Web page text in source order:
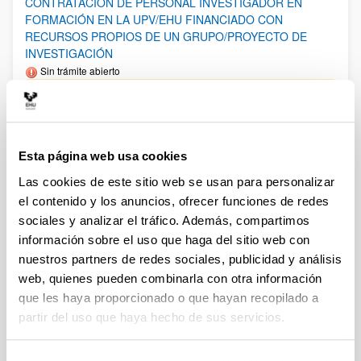
Esta página web usa cookies
Las cookies de este sitio web se usan para personalizar
el contenido y los anuncios, ofrecer funciones de redes
sociales y analizar el tráfico. Además, compartimos
información sobre el uso que haga del sitio web con
nuestros partners de redes sociales, publicidad y análisis
web, quienes pueden combinarla con otra información
que les haya proporcionado o que hayan recopilado a
partir del uso que haya hecho de sus servicios.
FORMACIÓN EN LA UPV/EHU FINANCIADO CON
RECURSOS PROPIOS DE UN GRUPO/PROYECTO DE
INVESTIGACIÓN
Sin trámite abierto
excluídos. Plazo alegaciones: hasta el 18/12/2024. 02/12/2024:
2. 15/11/2024: Listado Provisional de solicitudes admitidas y
excluídas en Fase 2. Plazo de alegaciones: del 18/11/2024 al
29/11/2024 (ambos incluídos). 29/10/2024: Anexo I Fase 2.
Plazo de presentación de solicitudes: del 30/10/2024 al
13/11/2024. 29/10/2024: 2a corrección de errores de la
convocatoria.17/10/2024: Corrección de errores de la
convocatoria. 11/10/2024: Se ha publicado la convocatoria.
Ayudas postdoctorales Ramón y Cajal 2024
Plazo de presentación cerrado (Fecha de fin del plazo de
presentación: 21/01/2025 14:00)